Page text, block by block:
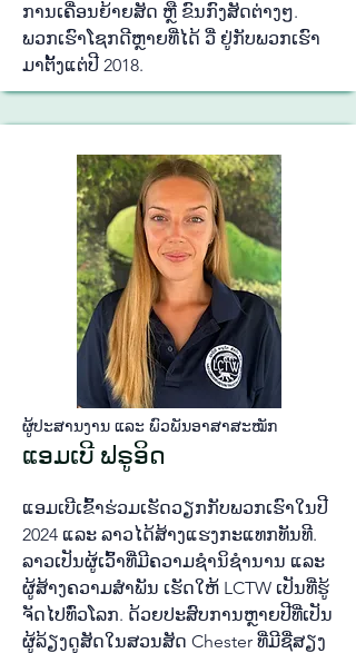
ການ​ເຄື່ອນ​ຍ້າຍ​ສັດ ຫຼື ຂົນ​ກົງ​ສັດ​ຕ່າງໆ.
ພວກ​ເຮົາ​ໂຊກ​ດີ​ຫຼາຍ​ທີ່​ໄດ້ ວື່ ຢູ່​ກັບ​ພວກ​ເຮົາ​
ມາ​ຕັ້ງ​ແຕ່​ປີ 2018.
ຜູ້​ປະ​ສານ​ງານ ແລະ​ ພົວ​ພັນ​ອາ​ສາ​ສະ​ໝັກ
ແອມ​ເບີ ຟ​ຣູ​ອິດ
ແອມ​ເບີ​ເຂົ້າ​ຮ່ວມ​ເຮັດ​ວຽກ​ກັບ​ພວກ​ເຮົາໃນ​ປີ
2024 ແລະ ລາວ​ໄດ້​ສ້າງ​ແຮງ​ກະ​ແທກ​ທັນ​ທີ.
ລາວ​ເປັນ​ຜູ້​ເວົ້າ​ທີ່​ມີ​ຄວາມ​ຊຳ​ນິ​ຊຳ​ນານ ແລະ
ຜູ້​ສ້າງ​ຄວາມ​ສຳ​ພັນ ເຮັດ​ໃຫ້ LCTW ເປັນ​ທີ່​ຮູ້​
ຈັດ​ໄປ​ທົ່ວ​ໂລກ. ດ້ວຍ​ປະ​ສົບ​ການ​ຫຼາຍ​ປີ​ທີ່​ເປັນ​
ຜູ້​ລ້ຽງ​ດູ​ສັດ​ໃນ​ສວນ​ສັດ Chester ທີ່​ມີ​ຊື່​ສຽງ​